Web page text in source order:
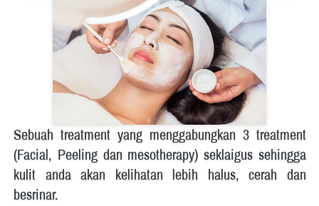
Sebuah treatment yang menggabungkan 3 treatment
(Facial, Peeling dan mesotherapy) seklaigus sehingga
kulit anda akan kelihatan lebih halus, cerah dan
besrinar.